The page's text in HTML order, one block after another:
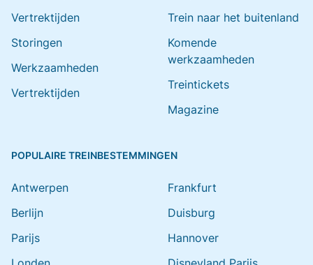
Vertrektijden
Storingen
Werkzaamheden
Vertrektijden
Trein naar het buitenland
Komende
werkzaamheden
Treintickets
Magazine
POPULAIRE TREINBESTEMMINGEN
Antwerpen
Berlijn
Parijs
Frankfurt
Duisburg
Hannover